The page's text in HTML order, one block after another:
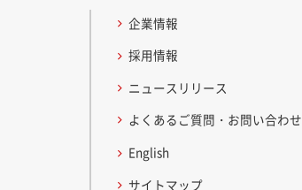
企業情報
採用情報
ニュースリリース
よくあるご質問・お問い合わせ
English
サイトマップ